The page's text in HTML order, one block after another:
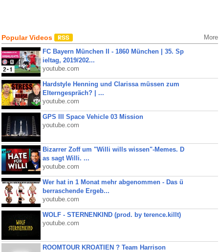
Popular Videos More
FC Bayern München II - 1860 München | 35. Sp
ieltag, 2019/202...
youtube.com
Hardstyle Henning und Clarissa müssen zum
Elterngespräch? | ...
youtube.com
GPS III Space Vehicle 03 Mission
youtube.com
Bizarrer Zoff um "Willi wills wissen"-Memes. D
as sagt Willi. ...
youtube.com
Wer hat in 1 Monat mehr abgenommen - Das ü
berraschende Ergeb...
youtube.com
WOLF - STERNENKIND (prod. by terence.killt)
youtube.com
ROOMTOUR KROATIEN ? Team Harrison